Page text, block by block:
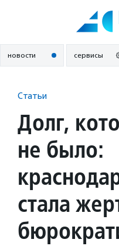
новости сервисы
Статьи
Долг,
не было:
стала